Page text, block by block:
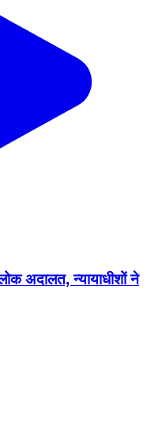
अदालत, न्यायाधीशों ने